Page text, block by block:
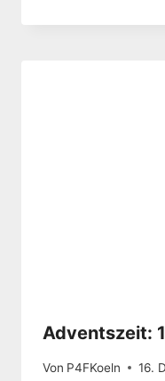
Adventszeit:
Von P4FKoeln 16.